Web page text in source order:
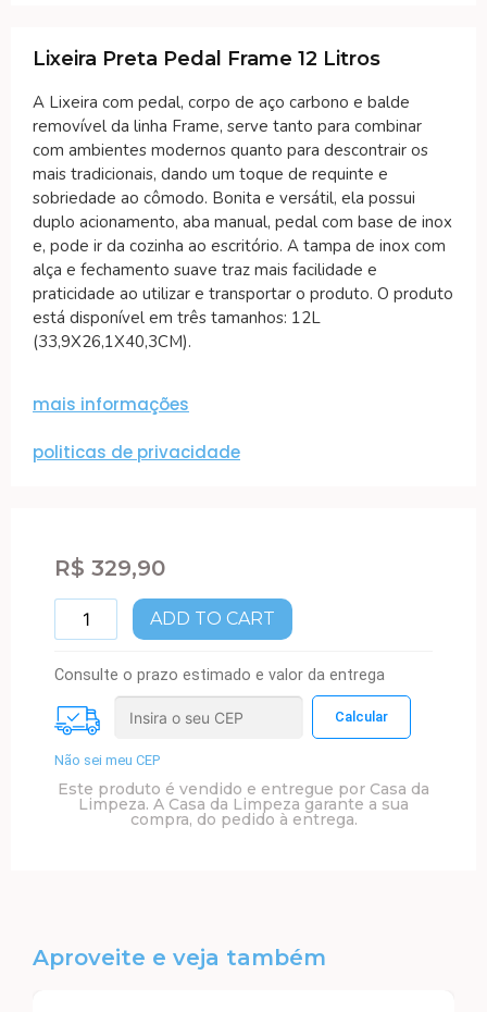
Lixeira Preta Pedal Frame 12 Litros
A Lixeira com pedal, corpo de aço carbono e balde
removível da linha Frame, serve tanto para combinar
com ambientes modernos quanto para descontrair os
mais tradicionais, dando um toque de requinte e
sobriedade ao cômodo. Bonita e versátil, ela possui
duplo acionamento, aba manual, pedal com base de inox
e, pode ir da cozinha ao escritório. A tampa de inox com
alça e fechamento suave traz mais facilidade e
praticidade ao utilizar e transportar o produto. O produto
está disponível em três tamanhos: 12L
(33,9X26,1X40,3CM).
mais informações
politicas de privacidade
R$ 329,90
ADD TO CART
Consulte o prazo estimado e valor da entrega
Não sei meu CEP
Este produto é vendido e entregue por Casa da
Limpeza. A Casa da Limpeza garante a sua
compra, do pedido à entrega.
Aproveite e veja também